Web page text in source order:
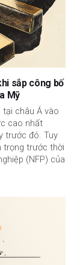
sắp công bố
Mỹ
châu Á vào
cao nhất
trước đó. Tuy
trọng trước thời
(NFP) của